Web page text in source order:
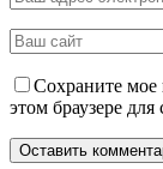
Сохраните мое
этом браузере